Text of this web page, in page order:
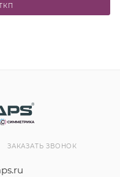
ЗАКАЗАТЬ ЗВОНОК